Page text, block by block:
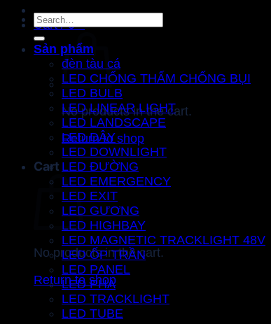
Cart /0₫
No products in the cart.
Return to shop
Cart
No products in the cart.
Return to shop
Search
for:
Sản phẩm
đèn tàu cá
LED CHỐNG THẤM CHỐNG BỤI
LED BULB
LED LINEAR LIGHT
LED LANDSCAPE
LED DÂY
LED DOWNLIGHT
LED ĐƯỜNG
LED EMERGENCY
LED EXIT
LED GƯƠNG
LED HIGHBAY
LED MAGNETIC TRACKLIGHT 48V
LED ỐP TRẦN
LED PANEL
LED PHA
LED TRACKLIGHT
LED TUBE